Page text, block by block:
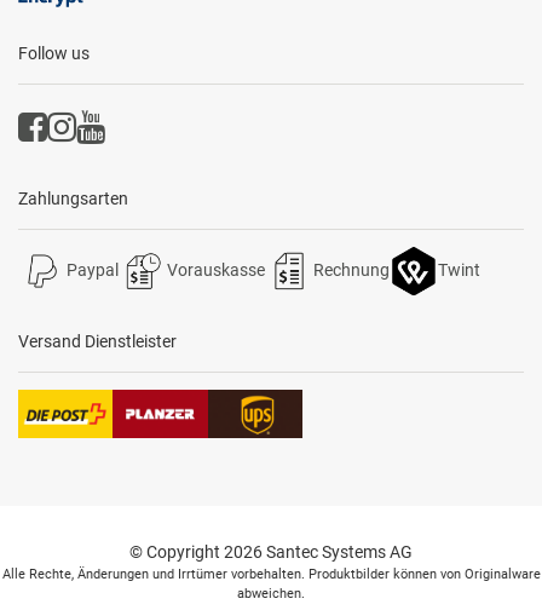
Follow us
Zahlungsarten
Paypal Vorauskasse Rechnung Twint
Versand Dienstleister
© Copyright 2026 Santec Systems AG
Alle Rechte, Änderungen und Irrtümer vorbehalten. Produktbilder können von Originalware
abweichen.